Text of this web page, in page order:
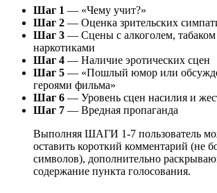
Шаг 1 — «Чему учит?»
Шаг 2 — Оценка зрительских
Шаг 3 — Сцены с алкоголем,
наркотиками
Шаг 4 — Наличие эротических сцен
Шаг 5 — «Пошлый юмор или
героями фильма»
Шаг 6 — Уровень сцен насилия и
Шаг 7 — Вредная пропаганда
Выполняя ШАГИ 1-7 пользователь
оставить короткий комментарий (не
символов), дополнительно
содержание пункта голосования.